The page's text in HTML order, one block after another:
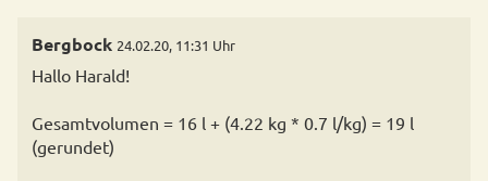
Bergbock 24.02.20, 11:31 Uhr
Hallo Harald!
Gesamtvolumen = 16 l + (4.22 kg * 0.7 l/kg) = 19 l
(gerundet)